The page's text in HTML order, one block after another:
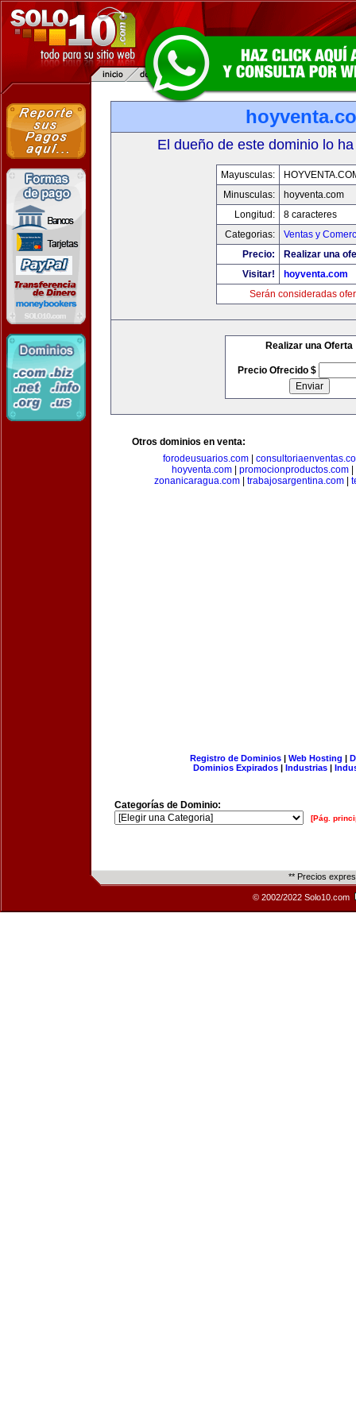
El dueño de este dominio lo
Mayusculas:
Minusculas:
hoyventa.com
Longitud:
8 caracteres
Categorias:
Ventas y
Precio:
Realizar una
Visitar!
hoyventa.com
Serán consideradas
Realizar una Oferta
Precio Ofrecido $
Otros dominios en venta:
forodeusuarios.com
hoyventa.com| promocionproductos.com|
zonanicaragua.com
trabajosargentina.com
Registro de Dominios| Web Hosting |
Dominios Expirados | Industrias |
Categorías de Dominio:
[Pág.
** Precios
© 2002/2022 Solo10.com